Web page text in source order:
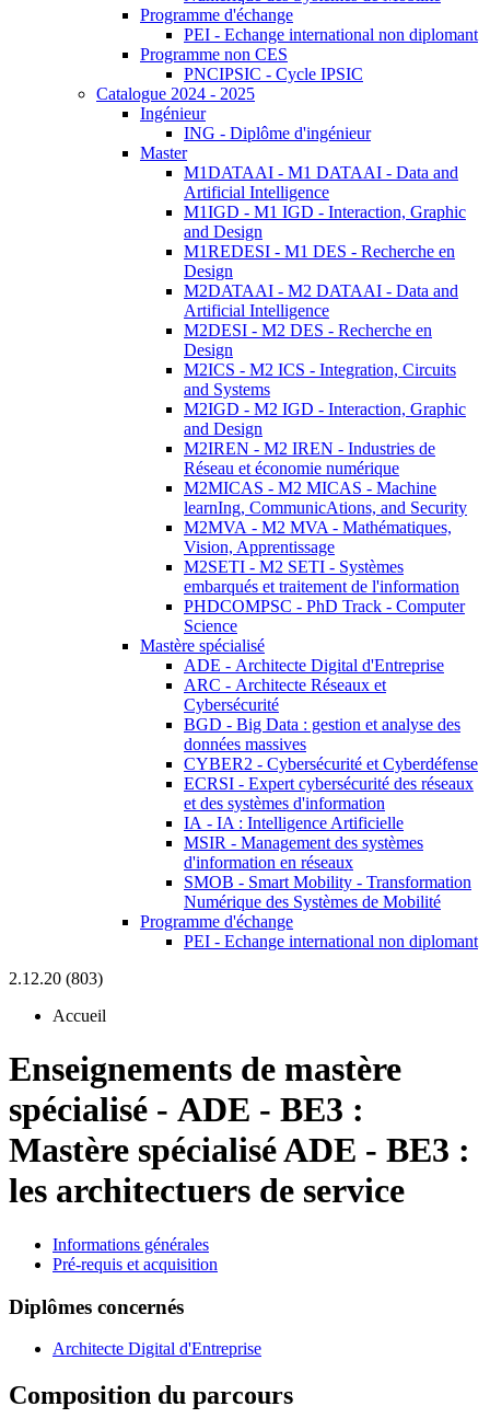
Programme d'échange
PEI - Echange international non diplomant
Programme non CES
PNCIPSIC - Cycle IPSIC
Catalogue 2024 - 2025
Ingénieur
ING - Diplôme d'ingénieur
Master
M1DATAAI - M1 DATAAI - Data and
Artificial Intelligence
M1IGD - M1 IGD - Interaction, Graphic
and Design
M1REDESI - M1 DES - Recherche en
Design
M2DATAAI - M2 DATAAI - Data and
Artificial Intelligence
M2DESI - M2 DES - Recherche en
Design
M2ICS - M2 ICS - Integration, Circuits
and Systems
M2IGD - M2 IGD - Interaction, Graphic
and Design
M2IREN - M2 IREN - Industries de
Réseau et économie numérique
M2MICAS - M2 MICAS - Machine
learnIng, CommunicAtions, and Security
M2MVA - M2 MVA - Mathématiques,
Vision, Apprentissage
M2SETI - M2 SETI - Systèmes
embarqués et traitement de l'information
PHDCOMPSC - PhD Track - Computer
Science
Mastère spécialisé
ADE - Architecte Digital d'Entreprise
ARC - Architecte Réseaux et
Cybersécurité
BGD - Big Data : gestion et analyse des
données massives
CYBER2 - Cybersécurité et Cyberdéfense
ECRSI - Expert cybersécurité des réseaux
et des systèmes d'information
IA - IA : Intelligence Artificielle
MSIR - Management des systèmes
d'information en réseaux
SMOB - Smart Mobility - Transformation
Numérique des Systèmes de Mobilité
Programme d'échange
PEI - Echange international non diplomant
2.12.20 (803)
Accueil
Enseignements de mastère
spécialisé - ADE - BE3 :
Mastère spécialisé ADE - BE3 :
les architectuers de service
Informations générales
Pré-requis et acquisition
Diplômes concernés
Architecte Digital d'Entreprise
Composition du parcours